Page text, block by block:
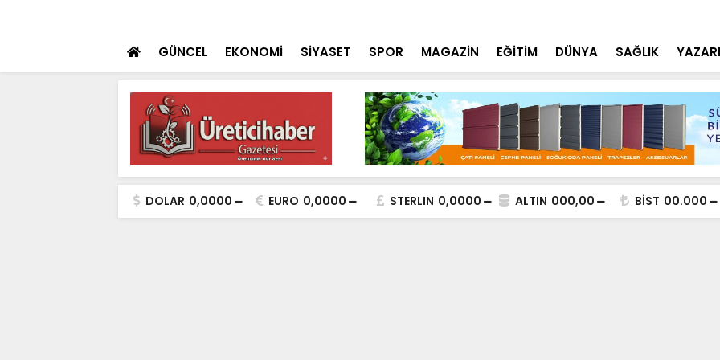
GÜNCEL EKONOMİ SİYASET SPOR MAGAZİN EĞİTİM DÜNYA SAĞLIK
DOLAR 0,0000 EURO 0,0000 STERLIN 0,0000 ALTIN 000,00 BİST 00.000